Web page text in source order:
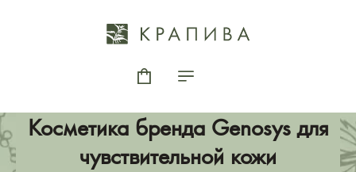
Косметика бренда Genosys для
чувствительной кожи